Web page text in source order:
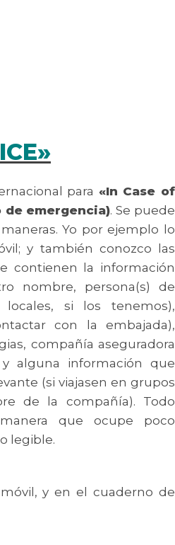
para «In Case of
de emergencia). Se puede
Yo por ejemplo lo
y también conozco las
contienen la información
nombre, persona(s) de
locales, si los tenemos),
con la embajada),
compañía aseguradora
alguna información que
(si viajasen en grupos
de la compañía). Todo
que ocupe poco
legible.
y en el cuaderno de